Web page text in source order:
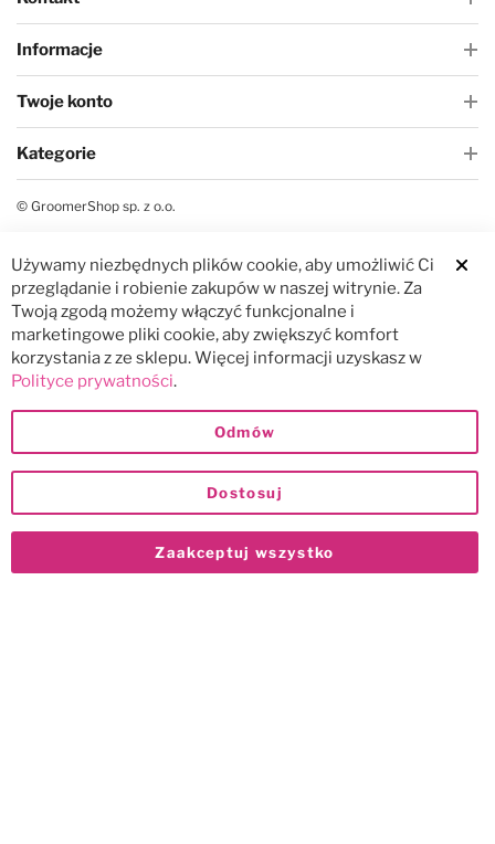
Informacje
Twoje konto
Kategorie
© GroomerShop sp. z o.o.
Używamy niezbędnych plików cookie, aby umożliwić Ci
przeglądanie i robienie zakupów w naszej witrynie. Za
Twoją zgodą możemy włączyć funkcjonalne i
marketingowe pliki cookie, aby zwiększyć komfort
korzystania z ze sklepu. Więcej informacji uzyskasz w
Polityce prywatności.
Zaakceptuj wszystko
Dostosuj
Odmów